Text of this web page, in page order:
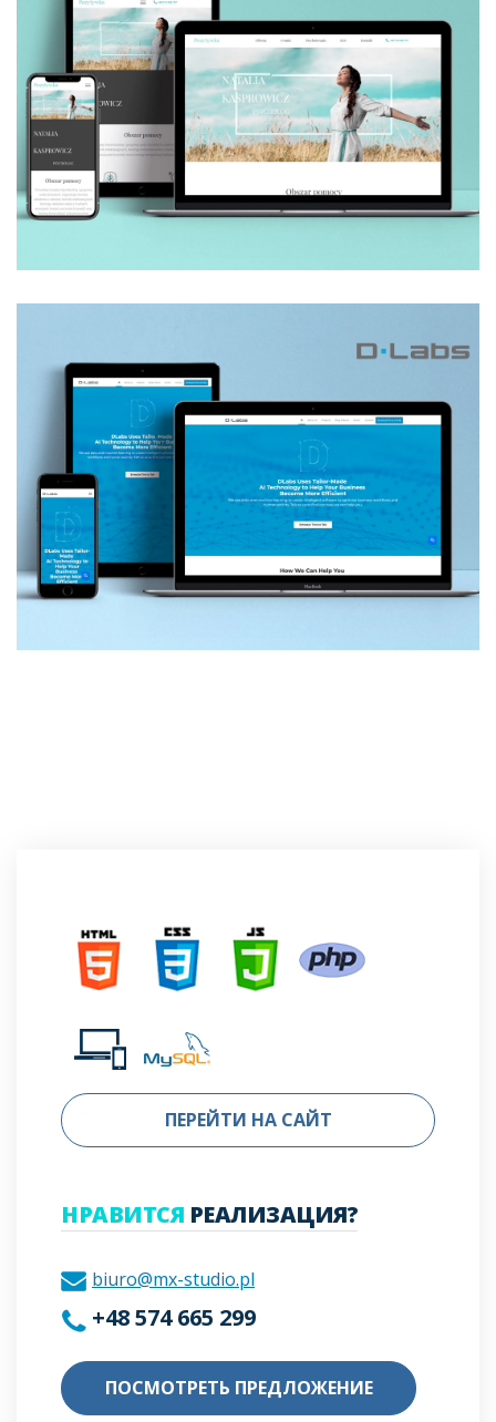
ПЕРЕЙТИ НА САЙТ
НРАВИТСЯ РЕАЛИЗАЦИЯ?
biuro@mx-studio.pl
+48 574 665 299
ПОСМОТРЕТЬ ПРЕДЛОЖЕНИЕ